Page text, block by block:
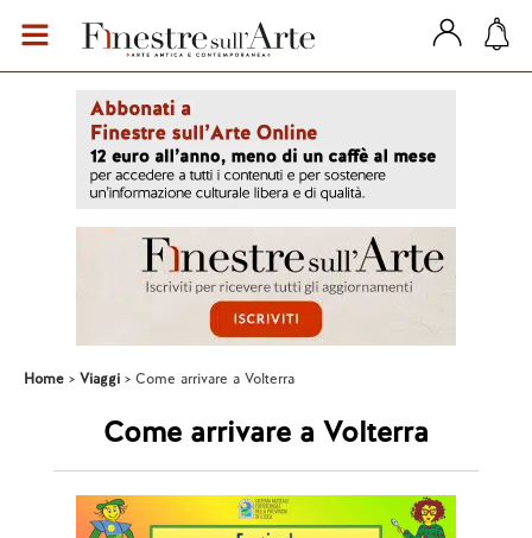
Home Viaggi Come arrivare a Volterra
Come arrivare a Volterra